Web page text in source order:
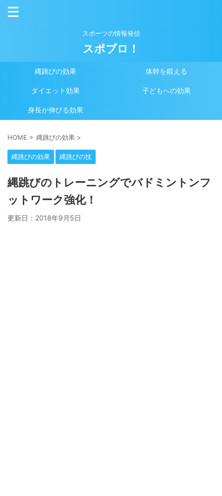
スポーツの情報発信
スポブロ！
縄跳びの効果 体幹を鍛える
ダイエット効果 子どもへの効果
身長が伸びる効果
HOME > 縄跳びの効果 >
縄跳びの効果 縄跳びの技
縄跳びのトレーニングでバドミントンフ
ットワーク強化！
更新日： 2018年9月5日